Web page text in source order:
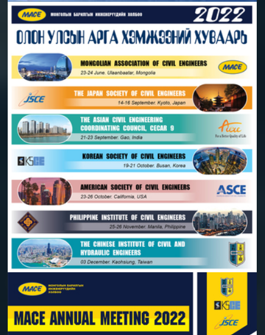
#ИЛТГЭГЧЭЭР_ОРОЛЦОХ_УРИЛГА
2021-03-12 | МБИ Холбооны байр
ОЛОН УЛСЫН АРГА ХЭМЖЭЭНИЙ ХУВААРЬ
ГАРЛАА
2022-04-20 | МБИХ